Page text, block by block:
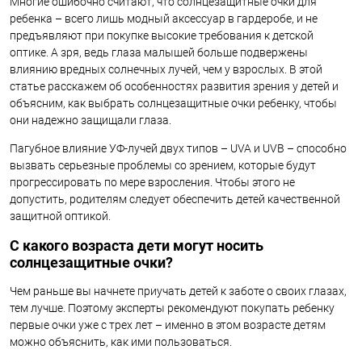
ребенка – всего лишь модный аксессуар в гардеробе, и не
предъявляют при покупке высокие требования к детской
оптике. А зря, ведь глаза малышей больше подвержены
влиянию вредных солнечных лучей, чем у взрослых. В этой
статье расскажем об особенностях развития зрения у детей и
объясним, как выбрать солнцезащитные очки ребенку, чтобы
они надежно защищали глаза.
Пагубное влияние УФ-лучей двух типов – UVA и UVB – способно
вызвать серьезные проблемы со зрением, которые будут
прогрессировать по мере взросления. Чтобы этого не
допустить, родителям следует обеспечить детей качественной
защитной оптикой.
С какого возраста дети могут носить
солнцезащитные очки?
Чем раньше вы начнете приучать детей к заботе о своих глазах,
тем лучше. Поэтому эксперты рекомендуют покупать ребенку
первые очки уже с трех лет – именно в этом возрасте детям
можно объяснить, как ими пользоваться.